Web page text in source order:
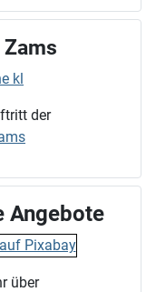
der
Angebote
über